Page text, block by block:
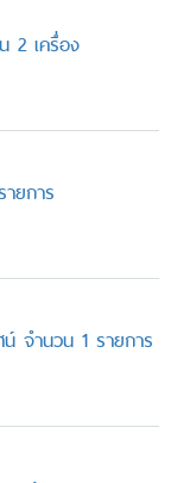
2 เครื่อง
ยการ
จำนวน 1 รายการ